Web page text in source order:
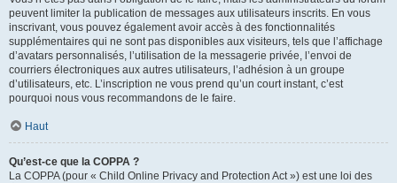
peuvent limiter la publication de messages aux utilisateurs inscrits. En vous
inscrivant, vous pouvez également avoir accès à des fonctionnalités
supplémentaires qui ne sont pas disponibles aux visiteurs, tels que l’affichage
d’avatars personnalisés, l’utilisation de la messagerie privée, l’envoi de
courriers électroniques aux autres utilisateurs, l’adhésion à un groupe
d’utilisateurs, etc. L’inscription ne vous prend qu’un court instant, c’est
pourquoi nous vous recommandons de le faire.
Haut
Qu’est-ce que la COPPA ?
La COPPA (pour « Child Online Privacy and Protection Act ») est une loi des